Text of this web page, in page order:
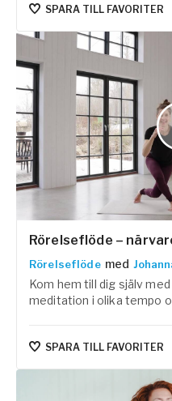
SPARA TILL FAVORITER
Rörelseflöde –
Rörelseflöde med
Kom hem till dig själv
meditation i olika tempo
SPARA TILL FAVORITER